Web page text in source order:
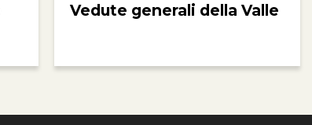
Vedute generali della Valle